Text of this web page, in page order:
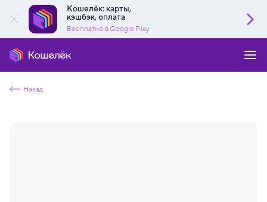
Кошелёк: карты,
кэшбэк, оплата
Бесплатно в Google Play
Назад